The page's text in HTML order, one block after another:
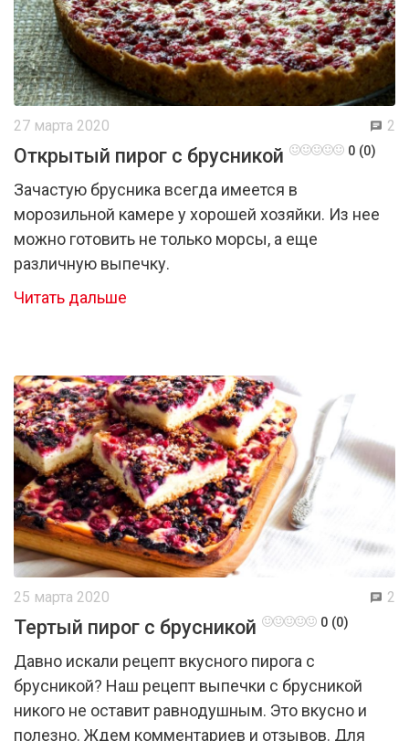
27 марта 2020 2
Открытый пирог с брусникой 0 (0)
Зачастую брусника всегда имеется в
морозильной камере у хорошей хозяйки. Из нее
можно готовить не только морсы, а еще
различную выпечку.
Читать дальше
25 марта 2020 2
Тертый пирог с брусникой 0 (0)
Давно искали рецепт вкусного пирога с
брусникой? Наш рецепт выпечки с брусникой
никого не оставит равнодушным. Это вкусно и
полезно. Ждем комментариев и отзывов. Для